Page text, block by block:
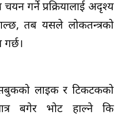
गर्ने प्रक्रियालाई अदृश्य
तब यसले लोकतन्त्रको
गर्छ।
लाइक र टिकटकको
बगेर भोट हाल्ने कि